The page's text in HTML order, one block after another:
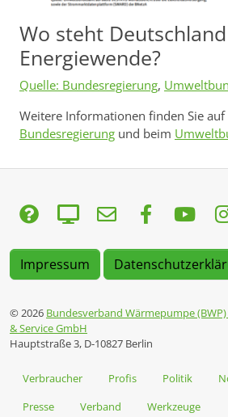
Wo steht
Energiewende?
Quelle: Bundesregierung,
Weitere Informationen finden Sie
Bundesregierung und beim
Impressum
© 2026 Bundesverband Wärmepumpe
& Service GmbH
Hauptstraße 3, D-10827 Berlin
Verbraucher Profis Politik
Presse
Verband Werkzeuge